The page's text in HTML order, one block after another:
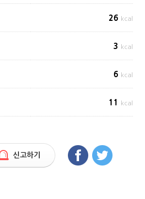
26 kcal
3 kcal
6 kcal
11 kcal
신고하기